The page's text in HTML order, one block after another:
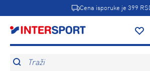
Cena isporuke je 399
Traži